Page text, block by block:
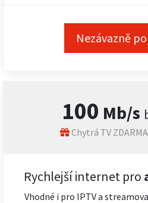
Nezávazně
100 Mb/s
Chytrá TV
Rychlejší internet pro
Vhodné i pro IPTV a